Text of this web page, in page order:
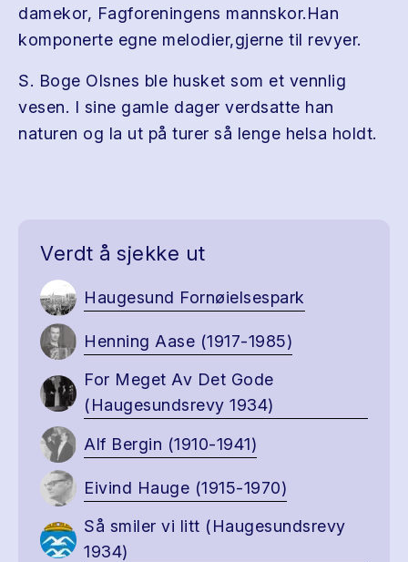
damekor, Fagforeningens mannskor.Han
komponerte egne melodier,gjerne til revyer.
S. Boge Olsnes ble husket som et vennlig
vesen. I sine gamle dager verdsatte han
naturen og la ut på turer så lenge helsa holdt.
Verdt å sjekke ut
Haugesund Fornøielsespark
Henning Aase (1917-1985)
For Meget Av Det Gode
(Haugesundsrevy 1934)
Alf Bergin (1910-1941)
Eivind Hauge (1915-1970)
Så smiler vi litt (Haugesundsrevy
1934)